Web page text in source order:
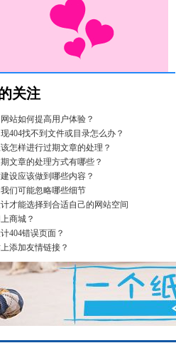
关注
站如何提高用户体验？
404找不到文件或目录怎么办？
怎样进行过期文章的处理？
文章的处理方式有哪些？
设应该做到哪些内容？
们可能忽略哪些细节
才能选择到合适自己的网站空间
商城？
404错误页面？
添加友情链接？